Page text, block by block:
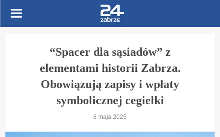
“Spacer dla sąsiadów” z
elementami historii Zabrza.
Obowiązują zapisy i wpłaty
symbolicznej cegiełki
8 maja 2026